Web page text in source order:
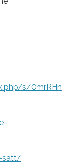
s/0mrRHn
satt/